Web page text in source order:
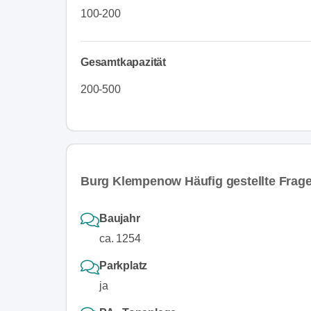
100-200
Gesamtkapazität
200-500
Burg Klempenow Häufig gestellte
Baujahr
ca. 1254
Parkplatz
ja